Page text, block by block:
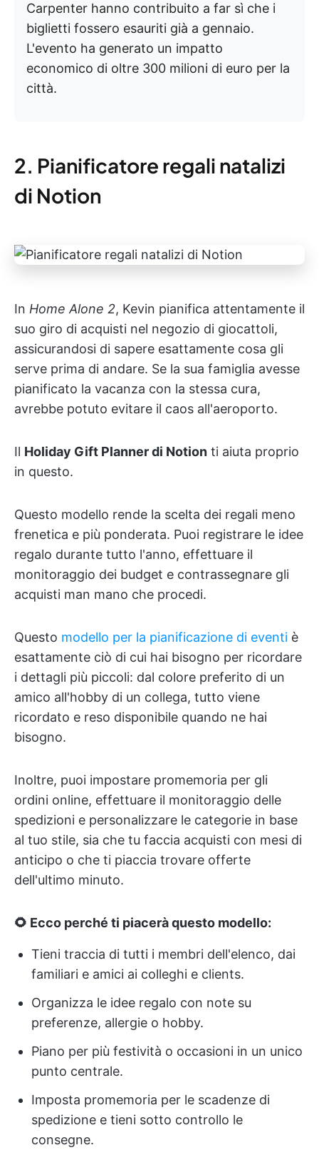
Carpenter hanno contribuito a far sì che i
biglietti fossero esauriti già a gennaio.
L'evento ha generato un impatto
economico di oltre 300 milioni di euro per la
città.
2. Pianificatore regali natalizi
di Notion
In Home Alone 2, Kevin pianifica attentamente il
suo giro di acquisti nel negozio di giocattoli,
assicurandosi di sapere esattamente cosa gli
serve prima di andare. Se la sua famiglia avesse
pianificato la vacanza con la stessa cura,
avrebbe potuto evitare il caos all'aeroporto.
Il Holiday Gift Planner di Notion ti aiuta proprio
in questo.
Questo modello rende la scelta dei regali meno
frenetica e più ponderata. Puoi registrare le idee
regalo durante tutto l'anno, effettuare il
monitoraggio dei budget e contrassegnare gli
acquisti man mano che procedi.
Questo modello per la pianificazione di eventi è
esattamente ciò di cui hai bisogno per ricordare
i dettagli più piccoli: dal colore preferito di un
amico all'hobby di un collega, tutto viene
ricordato e reso disponibile quando ne hai
bisogno.
Inoltre, puoi impostare promemoria per gli
ordini online, effettuare il monitoraggio delle
spedizioni e personalizzare le categorie in base
al tuo stile, sia che tu faccia acquisti con mesi di
anticipo o che ti piaccia trovare offerte
dell'ultimo minuto.
🌻 Ecco perché ti piacerà questo modello:
Tieni traccia di tutti i membri dell'elenco, dai
familiari e amici ai colleghi e clients.
Organizza le idee regalo con note su
preferenze, allergie o hobby.
Piano per più festività o occasioni in un unico
punto centrale.
Imposta promemoria per le scadenze di
spedizione e tieni sotto controllo le
consegne.